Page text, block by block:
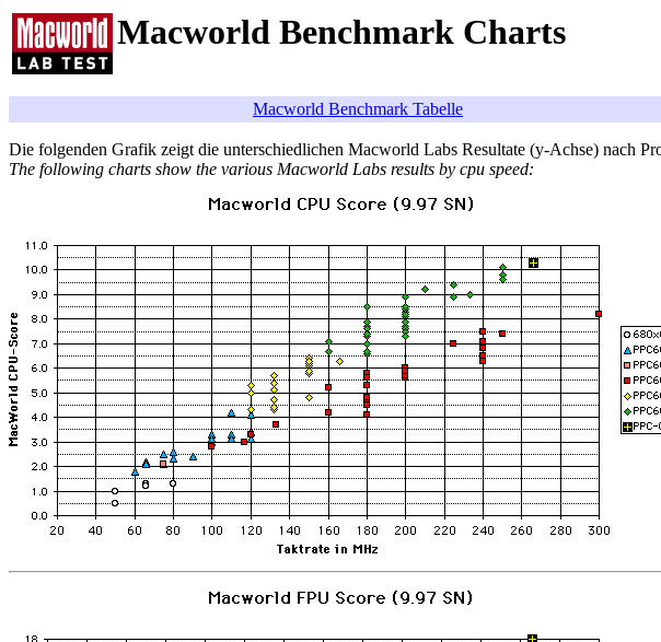
Macworld Benchmark Charts
Macworld Benchmark Tabelle
Die folgenden Grafik zeigt die unterschiedlichen Macworld Labs Resultate (y-Achse) nach
The following charts show the various Macworld Labs results by cpu speed: